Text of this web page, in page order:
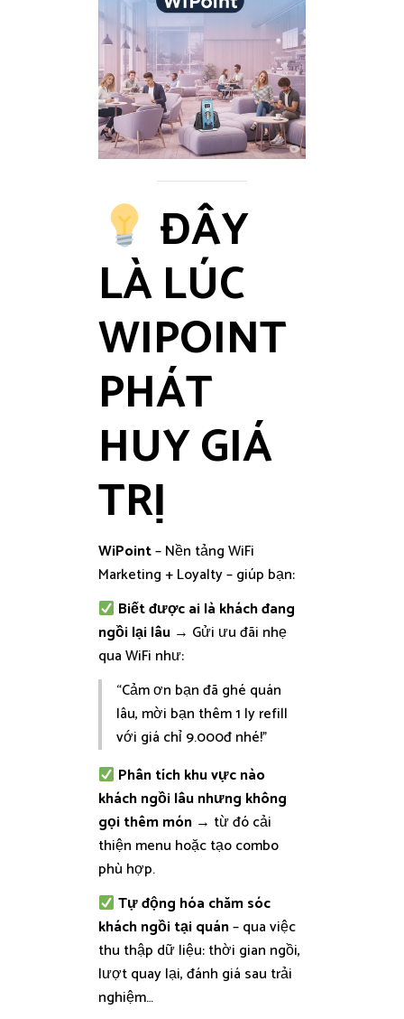
ĐÂY
LÀ LÚC
WIPOINT
PHÁT
HUY GIÁ
TRỊ
WiPoint– Nền tảng WiFi
Marketing + Loyalty – giúp bạn:
Biết được ai là khách đang
ngồi lại lâu → Gửi ưu đãi nhẹ
qua WiFi như:
“Cảm ơn bạn đã ghé quán
lâu, mời bạn thêm 1 ly refill
với giá chỉ 9.000đ nhé!”
Phân tích khu vực nào
khách ngồi lâu nhưng không
gọi thêm món → từ đó cải
thiện menu hoặc tạo combo
phù hợp.
Tự động hóa chăm sóc
khách ngồi tại quán– qua việc
thu thập dữ liệu: thời gian ngồi,
lượt quay lại, đánh giá sau trải
nghiệm…